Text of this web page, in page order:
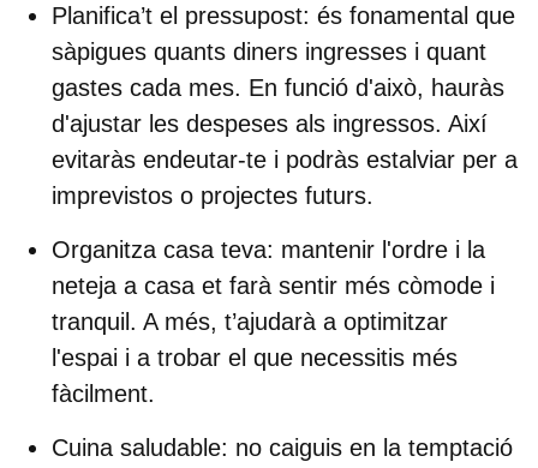
Planifica’t el pressupost: és fonamental que
sàpigues quants diners ingresses i quant
gastes cada mes. En funció d'això, hauràs
d'ajustar les despeses als ingressos. Així
evitaràs endeutar-te i podràs estalviar per a
imprevistos o projectes futurs.
Organitza casa teva: mantenir l'ordre i la
neteja a casa et farà sentir més còmode i
tranquil. A més, t’ajudarà a optimitzar
l'espai i a trobar el que necessitis més
fàcilment.
Cuina saludable: no caiguis en la temptació